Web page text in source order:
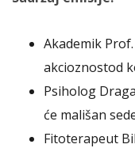
Akademik
akcioznostod
Psiholog
će mališan
Fitoterapeut